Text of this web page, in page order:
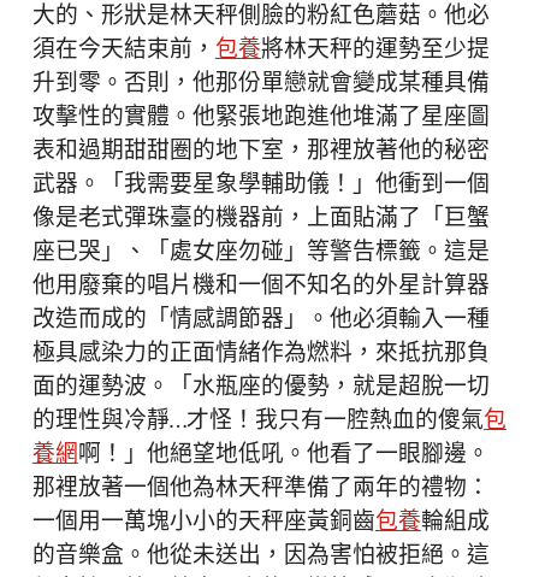
大的、形狀是林天秤側臉的粉紅色蘑菇。他必
須在今天結束前，包養將林天秤的運勢至少提
升到零。否則，他那份單戀就會變成某種具備
攻擊性的實體。他緊張地跑進他堆滿了星座圖
表和過期甜甜圈的地下室，那裡放著他的秘密
武器。「我需要星象學輔助儀！」他衝到一個
像是老式彈珠臺的機器前，上面貼滿了「巨蟹
座已哭」、「處女座勿碰」等警告標籤。這是
他用廢棄的唱片機和一個不知名的外星計算器
改造而成的「情感調節器」。他必須輸入一種
極具感染力的正面情緒作為燃料，來抵抗那負
面的運勢波。「水瓶座的優勢，就是超脫一切
的理性與冷靜…才怪！我只有一腔熱血的傻氣包
養網啊！」他絕望地低吼。他看了一眼腳邊。
那裡放著一個他為林天秤準備了兩年的禮物：
一個用一萬塊小小的天秤座黃銅齒包養輪組成
的音樂盒。他從未送出，因為害怕被拒絕。這